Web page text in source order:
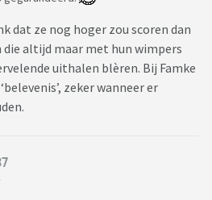
dat ze nog hoger zou scoren dan
die altijd maar met hun wimpers
uithalen blèren. Bij Famke
zeker wanneer er